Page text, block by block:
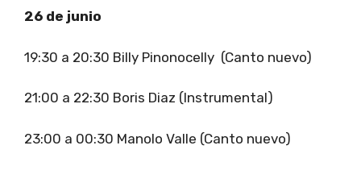
26 de junio
19:30 a 20:30 Billy Pinonocelly (Canto nuevo)
21:00 a 22:30 Boris Diaz (Instrumental)
23:00 a 00:30 Manolo Valle (Canto nuevo)